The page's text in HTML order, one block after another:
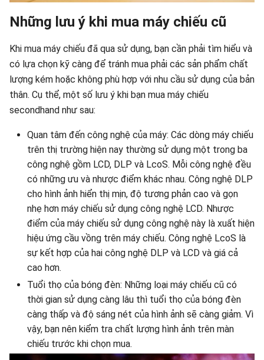
Những lưu ý khi mua máy chiếu cũ
Khi mua máy chiếu đã qua sử dụng, bạn cần phải tìm hiểu và
có lựa chọn kỹ càng để tránh mua phải các sản phẩm chất
lượng kém hoặc không phù hợp với nhu cầu sử dụng của bản
thân. Cụ thể, một số lưu ý khi bạn mua máy chiếu
secondhand như sau:
Quan tâm đến công nghệ của máy: Các dòng máy chiếu
trên thị trường hiện nay thường sử dụng một trong ba
công nghệ gồm LCD, DLP và LcoS. Mỗi công nghệ đều
có những ưu và nhược điểm khác nhau. Công nghệ DLP
cho hình ảnh hiển thị mịn, độ tương phản cao và gọn
nhẹ hơn máy chiếu sử dụng công nghệ LCD. Nhược
điểm của máy chiếu sử dụng công nghệ này là xuất hiện
hiệu ứng cầu vồng trên máy chiếu. Công nghệ LcoS là
sự kết hợp của hai công nghệ DLP và LCD và giá cả
cao hơn.
Tuổi thọ của bóng đèn: Những loại máy chiếu cũ có
thời gian sử dụng càng lâu thì tuổi thọ của bóng đèn
càng thấp và độ sáng nét của hình ảnh sẽ càng giảm. Vì
vậy, bạn nên kiểm tra chất lượng hình ảnh trên màn
chiếu trước khi chọn mua.